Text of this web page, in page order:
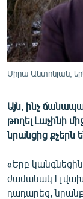
ՏՏ ԵՒ ԻՆՏԵՐՆԵՏ
ԿՈՐՈՆԱՎԻՐՈՒՍ
ԱՐԽԻՎ
ՏԵՍԱՆՅՈՒԹԵՐ
ՁԳՏԵԼՈՎ
ՓՈԴՔԱՍԹ
Հայերեն
English
Միրա Անտոնյան,
Այն, ինչ
թողել Լաչինի
նրանցից քչերն
«Երբ
ժամանակ էլ
դադարեց,